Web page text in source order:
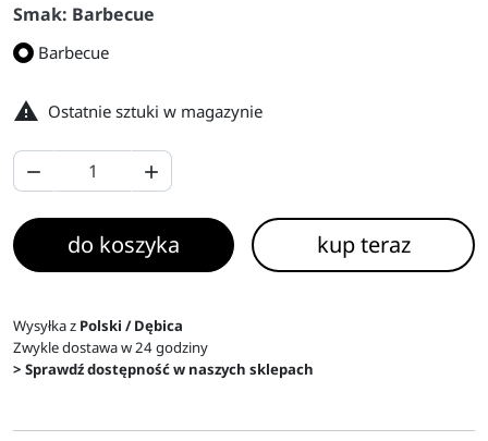
Smak: Barbecue
Barbecue
 Ostatnie sztuki w magazynie
 
do koszyka kup teraz
Wysyłka z Polski / Dębica
Zwykle dostawa w 24 godziny
> Sprawdź dostępność w naszych sklepach